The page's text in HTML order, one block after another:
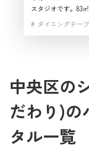
スタジオです。83
の温かいインテリ
ダイニングテー
中央区の
だわり)の
タル一覧